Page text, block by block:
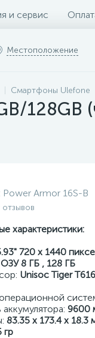
и сервис
Местоположение
Смартфоны Ulefone
128GB
Power Armor 16S-B
характеристики:
720 x 1440
ОЗУ 8 ГБ , 128 ГБ
Unisoc Tiger
9600
83.35 x 173.4 x 18.3
гр